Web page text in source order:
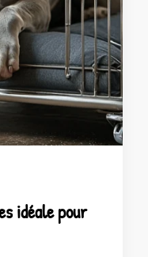
idéale pour